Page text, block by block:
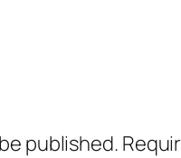
published.